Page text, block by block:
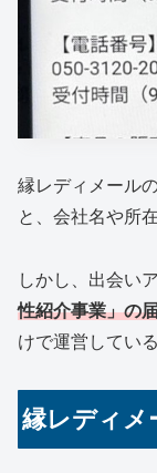
縁レディメール
と、会社名や所
しかし、出会い
性紹介事業」の
けで運営してい
縁レディメ